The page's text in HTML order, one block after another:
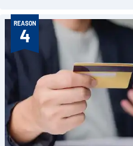
REASON
4